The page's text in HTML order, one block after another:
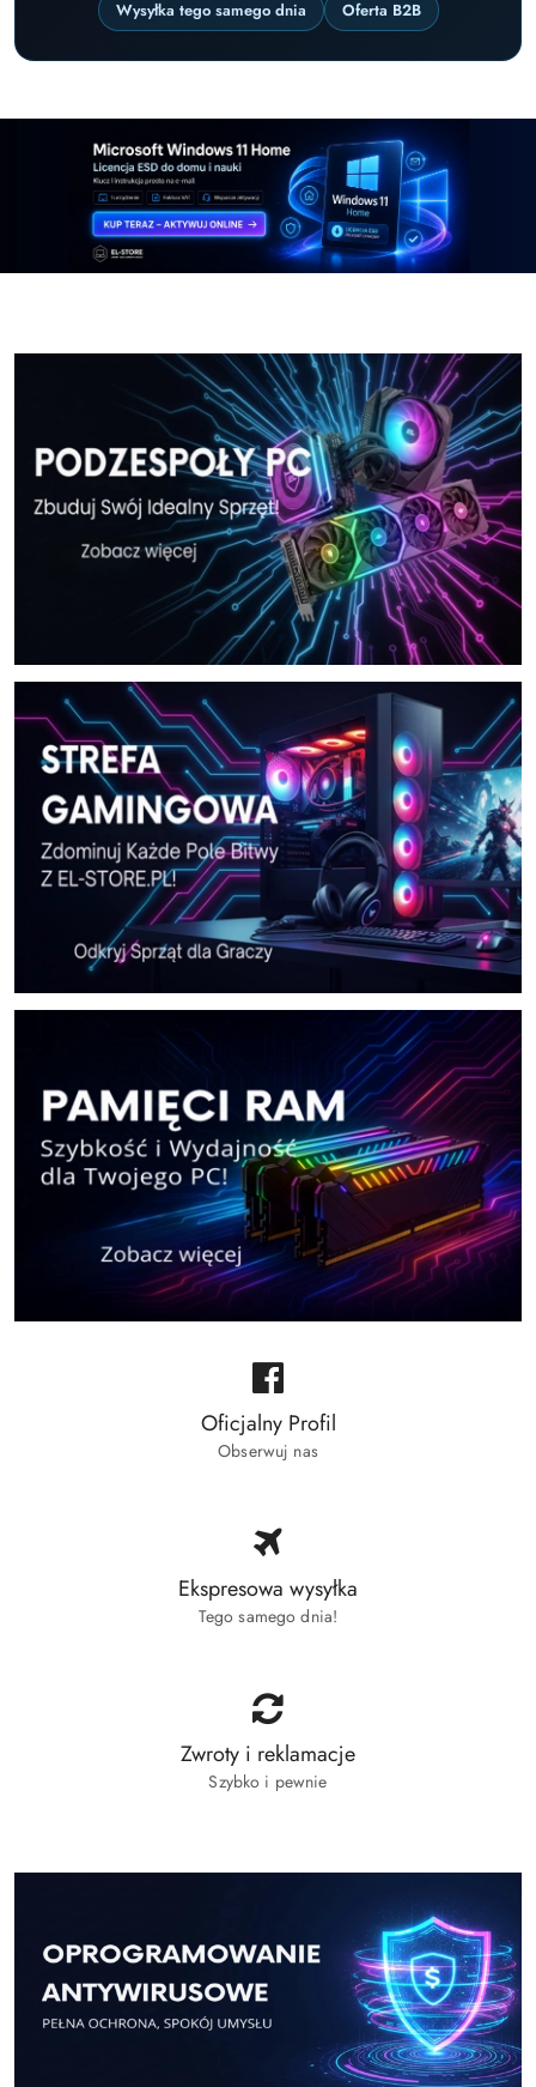
Wysyłka tego samego dnia
Oferta B2B
Pomiń karuzelę promocyjną
Oficjalny Profil
Obserwuj nas
Ekspresowa wysyłka
Tego samego dnia!
Zwroty i reklamacje
Szybko i pewnie